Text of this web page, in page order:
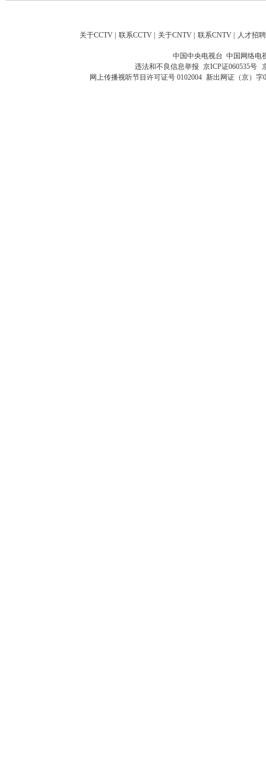
关于CCTV | 联系CCTV | 关于CNTV | 联系CNTV | 人才招聘
中国中央电视台 中国网络电
违法和不良信息举报 京ICP证060535号
网上传播视听节目许可证号 0102004 新出网证（京）